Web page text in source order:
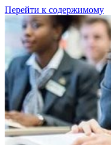
Перейти к содержимому